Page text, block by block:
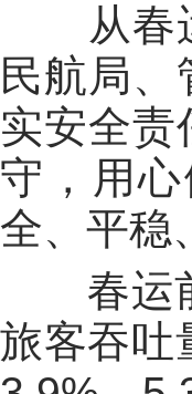
从春运
民航局
实安全责
守，用
全、平稳
春运前
旅客吞吐